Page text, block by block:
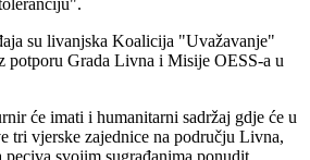
su livanjska Koalicija "Uvažavanje"
Grada Livna i Misije OESS-a u
će imati i humanitarni sadržaj gdje će u
tri vjerske zajednice na području Livna,
peciva svojim sugrađanima ponudit